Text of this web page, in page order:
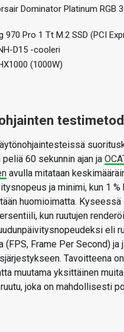
Dominator Platinum RGB
970 Pro 1 Tt M.2 SSD (PCI
D15 -cooleri
(1000W)
60 sekunnin ajan ja
avulla mitataan
ja minimi, kun 1 %
huomioimatta.
kun ruutujen
eli
(FPS, Frame Per Second) ja
Tavoitteena
muutama yksittäinen
joka on mahdollisesti